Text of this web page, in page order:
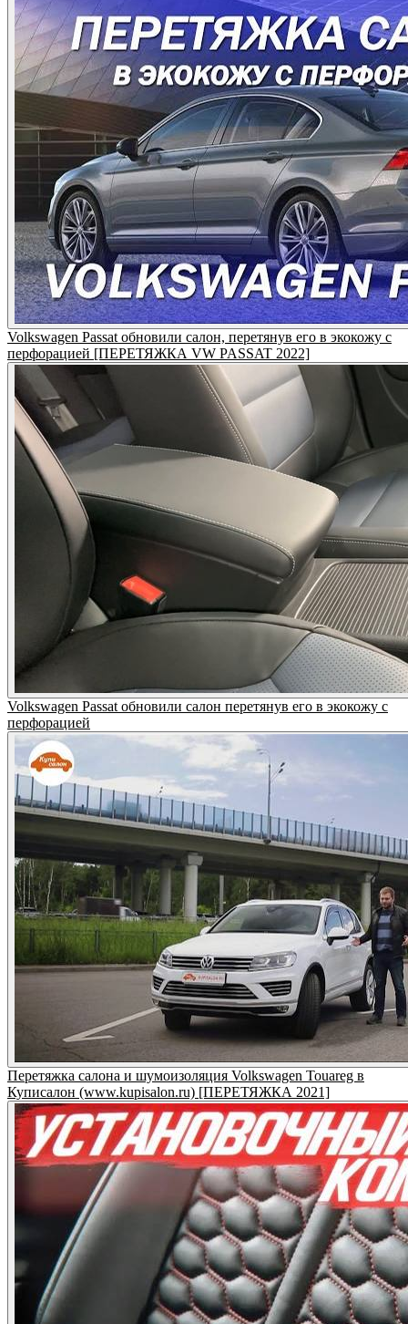
Volkswagen Passat обновили салон, перетянув его в экокожу с
перфорацией [ПЕРЕТЯЖКА VW PASSAT 2022]
Volkswagen Passat обновили салон перетянув его в экокожу с
перфорацией
Перетяжка салона и шумоизоляция Volkswagen Touareg в
Куписалон (www.kupisalon.ru) [ПЕРЕТЯЖКА 2021]